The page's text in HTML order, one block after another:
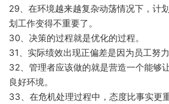
29、在环境越来越复杂动荡情况下，计
划工作变得不重要了。
30、决策的过程就是优化的过程。
31、实际绩效出现正偏差是因为员工努力
32、管理者应该做的就是营造一个能够
良好环境。
33、在危机处理过程中，态度比事实更重